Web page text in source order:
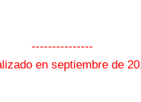
---------------
en septiembre de